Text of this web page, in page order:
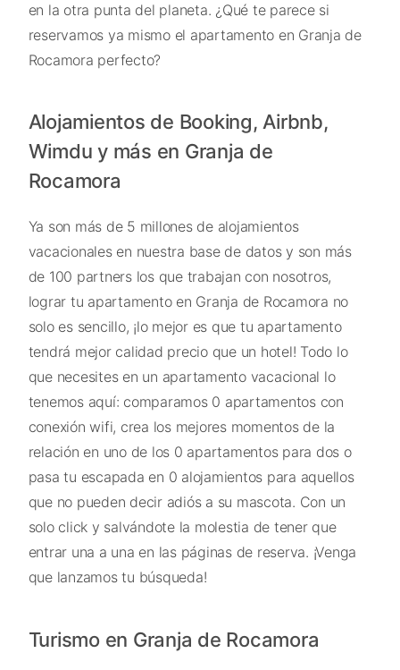
en la otra punta del planeta. ¿Qué te parece si
reservamos ya mismo el apartamento en Granja de
Rocamora perfecto?
Alojamientos de Booking, Airbnb,
Wimdu y más en Granja de
Rocamora
Ya son más de 5 millones de alojamientos
vacacionales en nuestra base de datos y son más
de 100 partners los que trabajan con nosotros,
lograr tu apartamento en Granja de Rocamora no
solo es sencillo, ¡lo mejor es que tu apartamento
tendrá mejor calidad precio que un hotel! Todo lo
que necesites en un apartamento vacacional lo
tenemos aquí: comparamos 0 apartamentos con
conexión wifi, crea los mejores momentos de la
relación en uno de los 0 apartamentos para dos o
pasa tu escapada en 0 alojamientos para aquellos
que no pueden decir adiós a su mascota. Con un
solo click y salvándote la molestia de tener que
entrar una a una en las páginas de reserva. ¡Venga
que lanzamos tu búsqueda!
Turismo en Granja de Rocamora